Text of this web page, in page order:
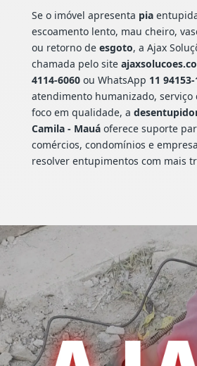
Se o imóvel apresenta pia
escoamento lento, mau cheiro,
ou retorno de esgoto, a Ajax
chamada pelo site
4114-6060ou WhatsApp 11
atendimento humanizado, serviço
foco em qualidade, a
Camila - Mauáoferece suporte
comércios, condomínios e
resolver entupimentos com mais